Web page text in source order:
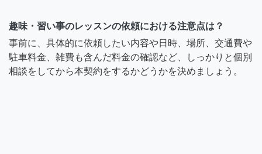
趣味・習い事のレッスンの依頼における注意点は？
事前に、具体的に依頼したい内容や日時、場所、交通費や
駐車料金、雑費も含んだ料金の確認など、しっかりと個別
相談をしてから本契約をするかどうかを決めましょう。